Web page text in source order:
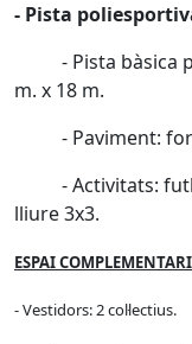
- Pista
- Pista bàsica
m. x 18 m.
- Paviment:
- Activitats:
lliure 3x3.
ESPAI
- Vestidors: 2 col·lectius.